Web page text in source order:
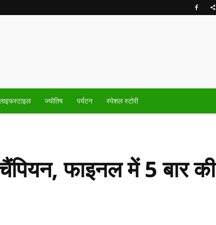
ज्योतिष पर्यटन स्पेशल स्टोरी
फाइनल में 5 बार की